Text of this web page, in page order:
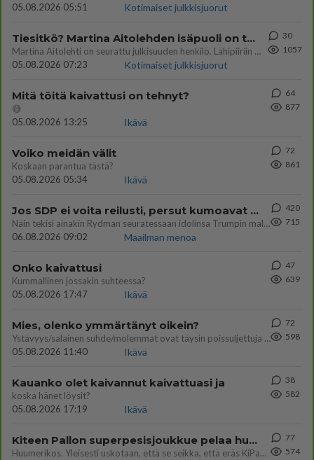
05.08.2026 05:51
Kotimaiset julkkisjuorut
Tiesitkö? Martina Aitolehden isäpuoli on tämä suosittu laulaja
Martina Aitolehti on seurattu julkisuuden henkilö. Lähipiiriin mahtuu muitakin tunnettuja henkilöitä. Tiesitkö, että Ma
05.08.2026 07:23
Kotimaiset julkkisjuorut
30
1057
Mitä töitä kaivattusi on tehnyt?
😅
05.08.2026 13:25
Ikävä
64
877
Voiko meidän välit
Koskaan parantua tästä?
05.08.2026 05:34
Ikävä
72
861
Jos SDP ei voita reilusti, persut kumoavat demokratian Suomesta
Näin tekisi ainakin Rydman seuratessaan idolinsa Trumpin mallia https://www.is.fi/politiikka/art-2000012187244.html
06.08.2026 09:02
Maailman menoa
420
715
Onko kaivattusi
Kummallinen jossakin suhteessa?
05.08.2026 17:47
Ikävä
47
639
Mies, olenko ymmärtänyt oikein?
Ystävyys/salainen suhde/molemmat ovat täysin poissuljettuja asioita? Nainen
05.08.2026 11:40
Ikävä
72
598
Kauanko olet kaivannut kaivattuasi ja
koska hänet löysit?
05.08.2026 17:19
Ikävä
38
582
Kiteen Pallon superpesisjoukkue pelaa huumeiden vaikutuksen alaisena
Huumerikos. Yleisesti uskotaan, että se seikka, että eräs KiPan pelaaja kärähtää huumeista, on vain jäävuoren huippu. M
77
574